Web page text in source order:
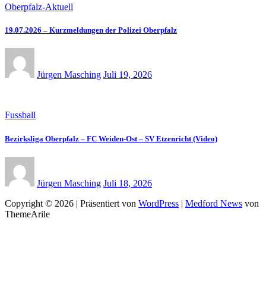
Oberpfalz-Aktuell
19.07.2026 – Kurzmeldungen der Polizei Oberpfalz
Jürgen Masching Juli 19, 2026
Fussball
Bezirksliga Oberpfalz – FC Weiden-Ost – SV Etzenricht (Video)
Jürgen Masching Juli 18, 2026
Copyright © 2026 | Präsentiert von WordPress | Medford News von
ThemeArile